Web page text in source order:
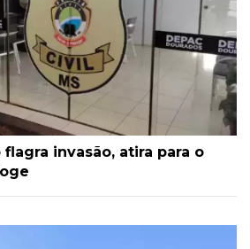
invasão, atira para o